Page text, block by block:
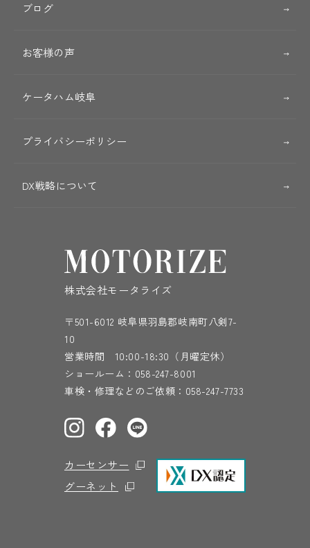
ブログ
お客様の声
ケータハム岐阜
プライバシーポリシー
DX戦略について
株式会社モータライズ
〒501-6012 岐阜県羽島郡岐南町八剣7-
10
営業時間 10:00-18:30（月曜定休）
ショールーム： 058-247-8001
車検・修理などのご依頼： 058-247-7733
カーセンサー
グーネット